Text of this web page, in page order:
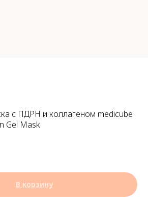
с ПДРН и коллагеном medicube
Gel Mask
В корзину